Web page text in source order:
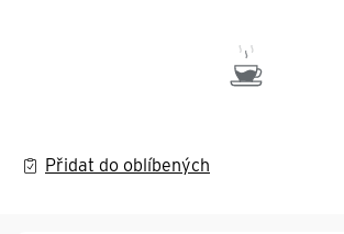
Přidat do oblíbených